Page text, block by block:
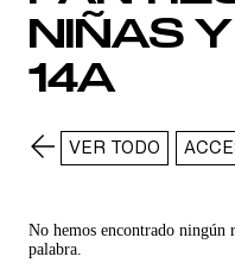
NIÑAS
14A
VER TODO
No hemos encontrado ningún
palabra.